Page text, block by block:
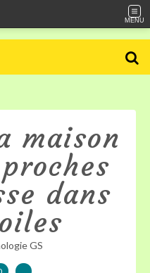
MENU
maison
dans
GS